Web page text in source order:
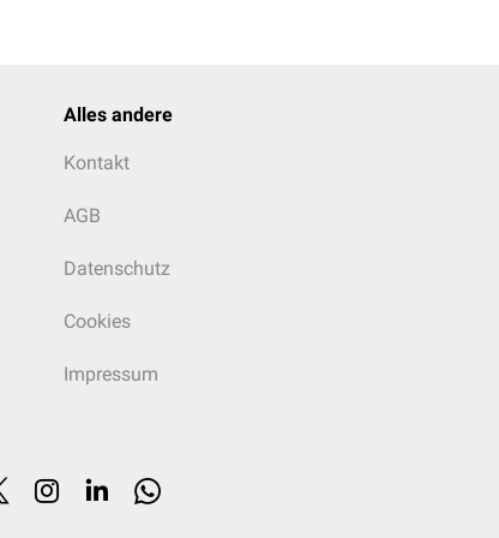
Alles andere
Kontakt
AGB
Datenschutz
Cookies
Impressum